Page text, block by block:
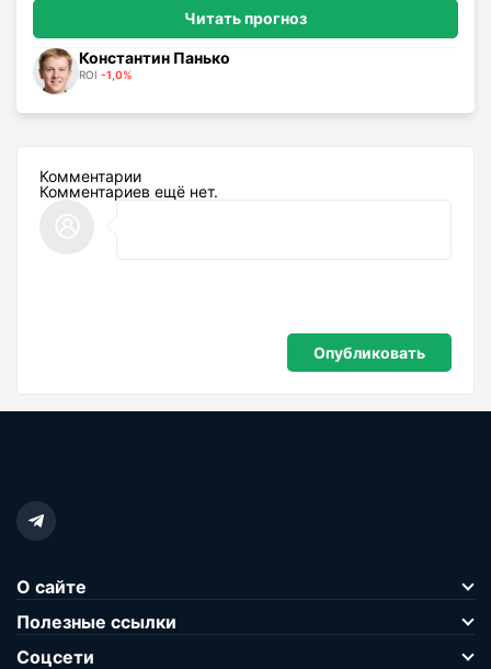
Читать прогноз
Константин Панько
ROI -1,0%
Комментарии
Комментариев ещё нет.
О сайте
Полезные ссылки
Соцсети